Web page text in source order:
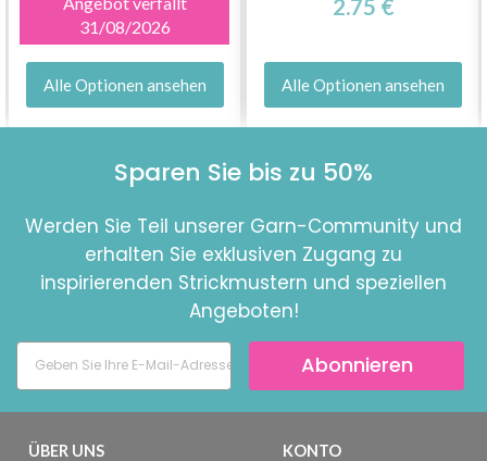
31/08/2026
Alle Optionen ansehen
2.75 €
Alle Optionen ansehen
Sparen Sie bis zu 50%
Werden Sie Teil unserer Garn-Community und
erhalten Sie exklusiven Zugang zu
inspirierenden Strickmustern und speziellen
Angeboten!
Abonnieren
ÜBER UNS KONTO